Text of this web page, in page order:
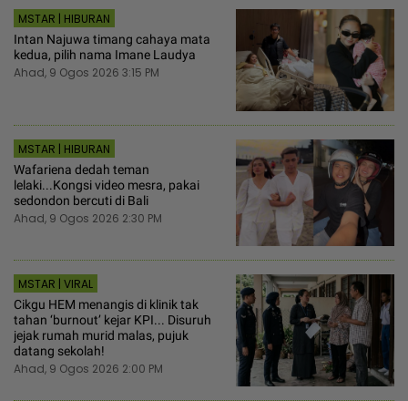
MSTAR | HIBURAN
Intan Najuwa timang cahaya mata
kedua, pilih nama Imane Laudya
Ahad, 9 Ogos 2026 3:15 PM
MSTAR | HIBURAN
Wafariena dedah teman
lelaki...Kongsi video mesra, pakai
sedondon bercuti di Bali
Ahad, 9 Ogos 2026 2:30 PM
MSTAR | VIRAL
Cikgu HEM menangis di klinik tak
tahan ‘burnout’ kejar KPI... Disuruh
jejak rumah murid malas, pujuk
datang sekolah!
Ahad, 9 Ogos 2026 2:00 PM